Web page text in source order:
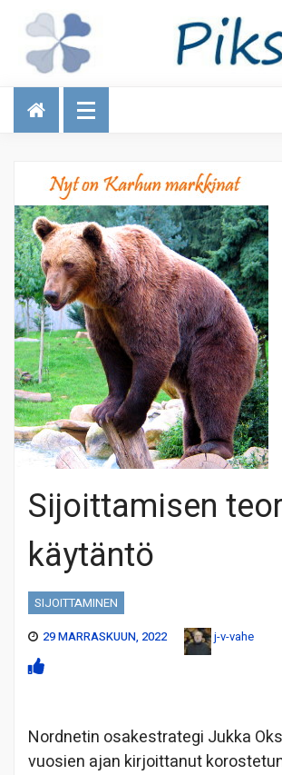
Talous
Sijoittamisen
käytäntö
SIJOITTAMINEN
29 MARRASKUUN, 2022
j-v-vahe
Nordnetin osakestrategi Jukka
vuosien ajan kirjoittanut